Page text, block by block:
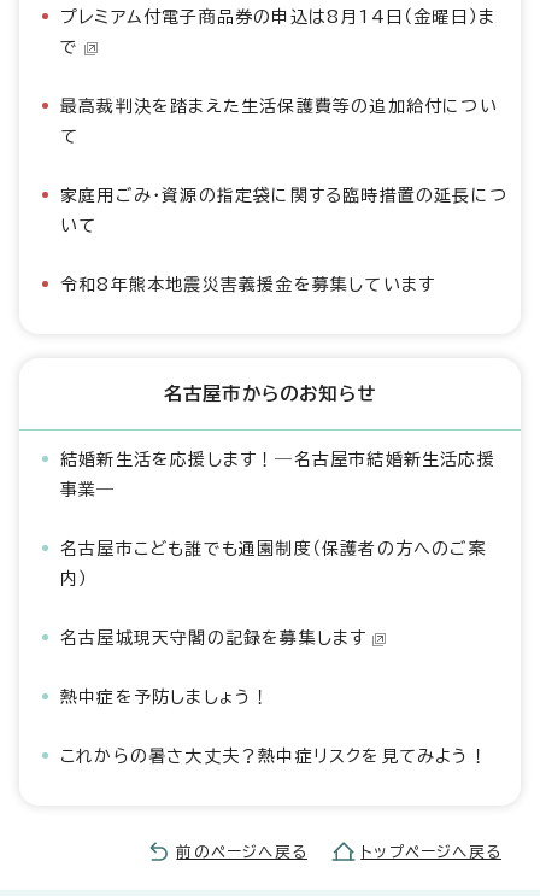
プレミアム付電子商品券の申込は8月14日（金曜日）ま
で
最高裁判決を踏まえた生活保護費等の追加給付につい
て
家庭用ごみ・資源の指定袋に関する臨時措置の延長につ
いて
令和8年熊本地震災害義援金を募集しています
名古屋市からのお知らせ
結婚新生活を応援します！―名古屋市結婚新生活応援
事業―
名古屋市こども誰でも通園制度（保護者の方へのご案
内）
名古屋城現天守閣の記録を募集します
熱中症を予防しましょう！
これからの暑さ大丈夫？熱中症リスクを見てみよう！
前のページへ戻る トップページへ戻る